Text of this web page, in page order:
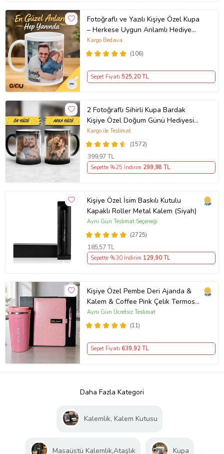
Fotoğraflı ve Yazılı Kişiye Özel Kupa
– Herkese Uygun Anlamlı Hediye
Porselen Baskılı Kupa (Beyaz)
(106)
Kargo Bedava
Sepet Fiyatı 525,20 TL
2 Fotoğraflı Sihirli Kupa Bardak
Kişiye Özel Doğum Günü Hediyesi
Sevgiliye Hediye Anneye Babaya
Ablaya Abiye Kız Erkek Kardeşe
Arkadaşa Resimli Günü Yıl Dönümü
Hediyesi
(1572)
Kargo ile Teslimat
399,97 TL
Sepette %25 İndirim 299,98 TL
Kişiye Özel İsim Baskılı Kutulu
Kapaklı Roller Metal Kalem (Siyah)
(2725)
Aynı Gün Teslimat Seçeneği
185,57 TL
Sepette %30 İndirim 129,90 TL
Kişiye Özel Pembe Deri Ajanda &
Kalem & Coffee Pink Çelik Termos
Premium Hediye Seti
(11)
Aynı Gün Ücretsiz Teslimat
Sepet Fiyatı 639,92 TL
Daha Fazla Kategori
Kalemlik, Kalem Kutusu
Masaüstü Kalemlik,Ataşlık Kupa